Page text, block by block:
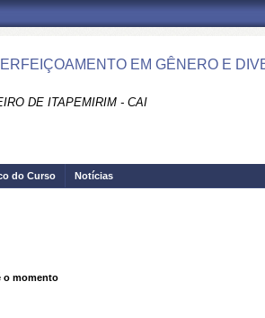
EM GÊNERO E
DE ITAPEMIRIM - CAI
do Curso Notícias
o momento